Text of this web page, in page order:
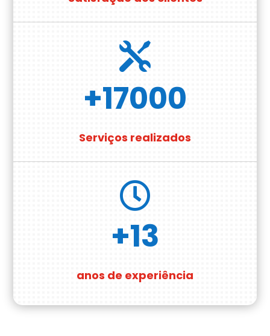

+17000
Serviços realizados

+13
anos de experiência